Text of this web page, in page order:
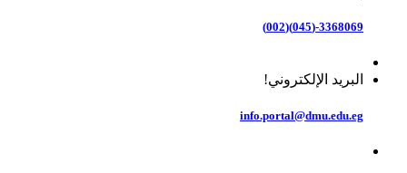
3368069-(045)(002)
البريد الإلكتروني!
info.portal@dmu.edu.eg